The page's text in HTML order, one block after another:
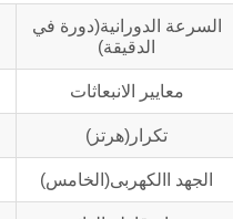
السرعة الدورانية(دورة في
الدقيقة)
معايير الانبعاثات
تكرار(هرتز)
الجهد االكهربى(الخامس)